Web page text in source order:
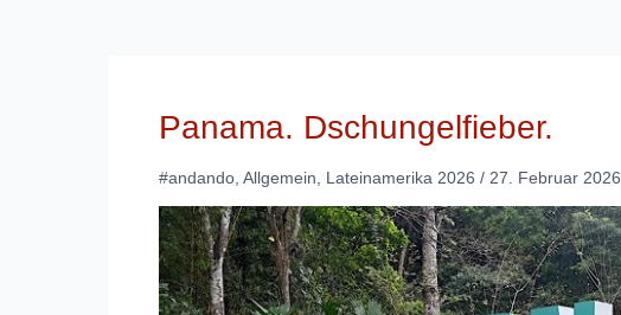
Panama. Dschungelfieber.
#andando Allgemein Lateinamerika 2026 / 27. Februar 2026